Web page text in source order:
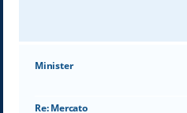
Minister
Re: Mercato